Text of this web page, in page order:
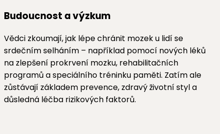
Budoucnost a výzkum
Vědci zkoumají, jak lépe chránit mozek u lidí se
srdečním selháním – například pomocí nových léků
na zlepšení prokrvení mozku, rehabilitačních
programů a speciálního tréninku paměti. Zatím ale
zůstávají základem prevence, zdravý životní styl a
důsledná léčba rizikových faktorů.